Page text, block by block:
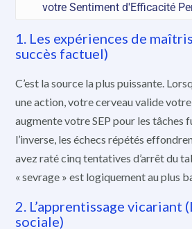
votre Sentiment d'Efficacité
1. Les expériences de
succès factuel)
C’est la source la plus puissante.
une action, votre cerveau valide
augmente votre SEP pour les tâches
l’inverse, les échecs répétés
avez raté cinq tentatives d’arrêt du
« sevrage » est logiquement au plus
2. L’apprentissage vicariant
sociale)